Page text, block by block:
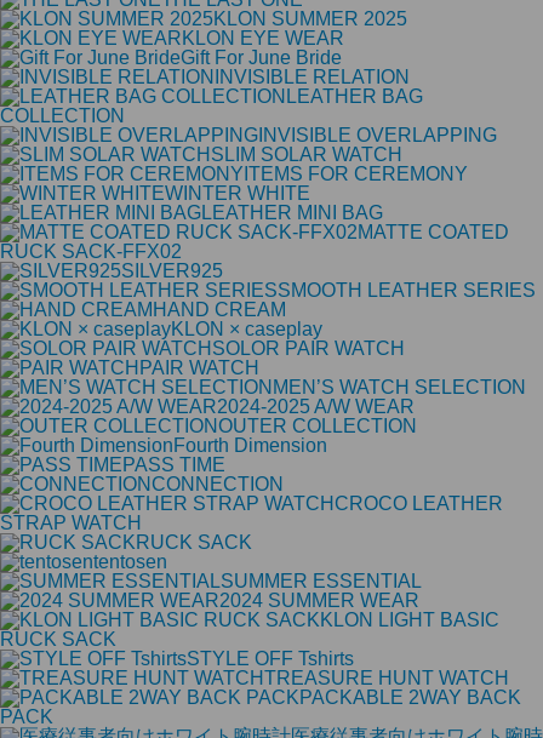
KLON SUMMER 2025
KLON EYE WEAR
Gift For June Bride
INVISIBLE RELATION
LEATHER BAG
COLLECTION
INVISIBLE OVERLAPPING
SLIM SOLAR WATCH
ITEMS FOR CEREMONY
WINTER WHITE
LEATHER MINI BAG
MATTE COATED
RUCK SACK-FFX02
SILVER925
SMOOTH LEATHER SERIES
HAND CREAM
KLON × caseplay
SOLOR PAIR WATCH
PAIR WATCH
MEN’S WATCH SELECTION
2024-2025 A/W WEAR
OUTER COLLECTION
Fourth Dimension
PASS TIME
CONNECTION
CROCO LEATHER
STRAP WATCH
RUCK SACK
tentosen
SUMMER ESSENTIAL
2024 SUMMER WEAR
KLON LIGHT BASIC
RUCK SACK
STYLE OFF Tshirts
TREASURE HUNT WATCH
PACKABLE 2WAY BACK
PACK